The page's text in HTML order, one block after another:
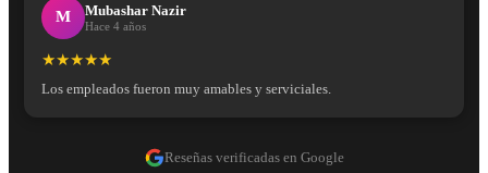
M Mubashar Nazir
Hace 4 años
★★★★★
Los empleados fueron muy amables y serviciales.
Reseñas verificadas en Google